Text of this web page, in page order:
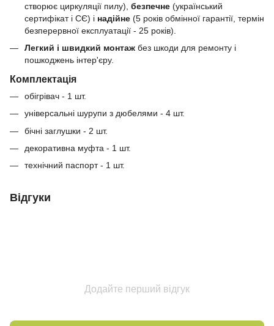
створює циркуляції пилу), безпечне (український
сертифікат і СЄ) і надійне (5 років обмінної гарантії, термін
безперервної експлуатації - 25 років).
Легкий і швидкий монтаж без шкоди для ремонту і
пошкоджень інтер'єру.
Комплектація
обігрівач - 1 шт.
універсальні шурупи з дюбелями - 4 шт.
бічні заглушки - 2 шт.
декоративна муфта - 1 шт.
технічний паспорт - 1 шт.
Відгуки
Додайте перший відгук